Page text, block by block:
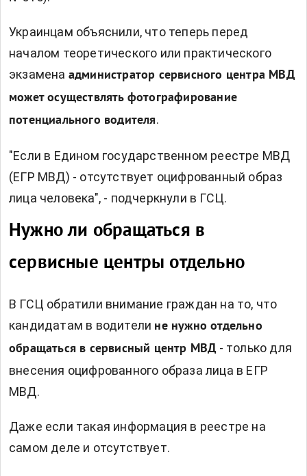
Украинцам объяснили, что теперь перед
началом теоретического или практического
экзамена администратор сервисного центра МВД
может осуществлять фотографирование
потенциального водителя.
"Если в Едином государственном реестре МВД
(ЕГР МВД) - отсутствует оцифрованный образ
лица человека", - подчеркнули в ГСЦ.
Нужно ли обращаться в
сервисные центры отдельно
В ГСЦ обратили внимание граждан на то, что
кандидатам в водители не нужно отдельно
обращаться в сервисный центр МВД - только для
внесения оцифрованного образа лица в ЕГР
МВД.
Даже если такая информация в реестре на
самом деле и отсутствует.